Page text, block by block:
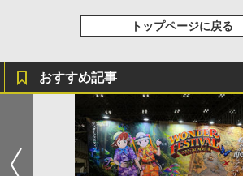
トップページに戻る
おすすめ記事